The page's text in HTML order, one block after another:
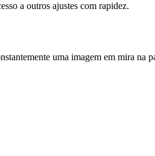
a outros ajustes com rapidez.
uma imagem em mira na